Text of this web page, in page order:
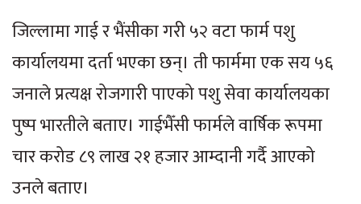
जिल्लामा गाई र भैंसीका गरी ५२ वटा फार्म पशु
कार्यालयमा दर्ता भएका छन्। ती फार्ममा एक सय ५६
जनाले प्रत्यक्ष रोजगारी पाएको पशु सेवा कार्यालयका
पुष्प भारतीले बताए। गाईभैँसी फार्मले वार्षिक रूपमा
चार करोड ८९ लाख २१ हजार आम्दानी गर्दै आएको
उनले बताए।